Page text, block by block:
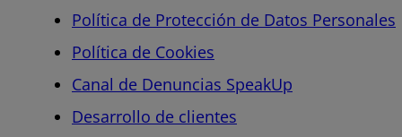
Política de Protección de Datos Personales
Política de Cookies
Canal de Denuncias SpeakUp
Desarrollo de clientes